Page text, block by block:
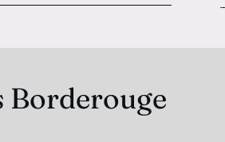
Borderouge